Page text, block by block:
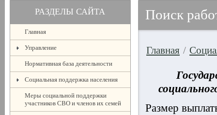
РАЗДЕЛЫ САЙТА
Главная
Управление
Нормативная база деятельности
Социальная поддержка населения
Меры социальной поддержки
участников СВО и членов их семей
Поиск
Главная /
Размер